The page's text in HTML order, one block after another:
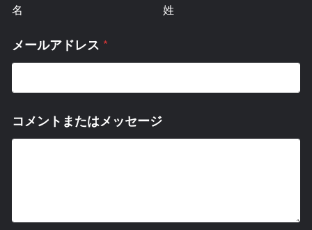
名 姓
メールアドレス *
コメントまたはメッセージ